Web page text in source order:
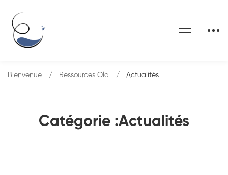
Catégorie :Actualités
Bienvenue Ressources Old Actualités